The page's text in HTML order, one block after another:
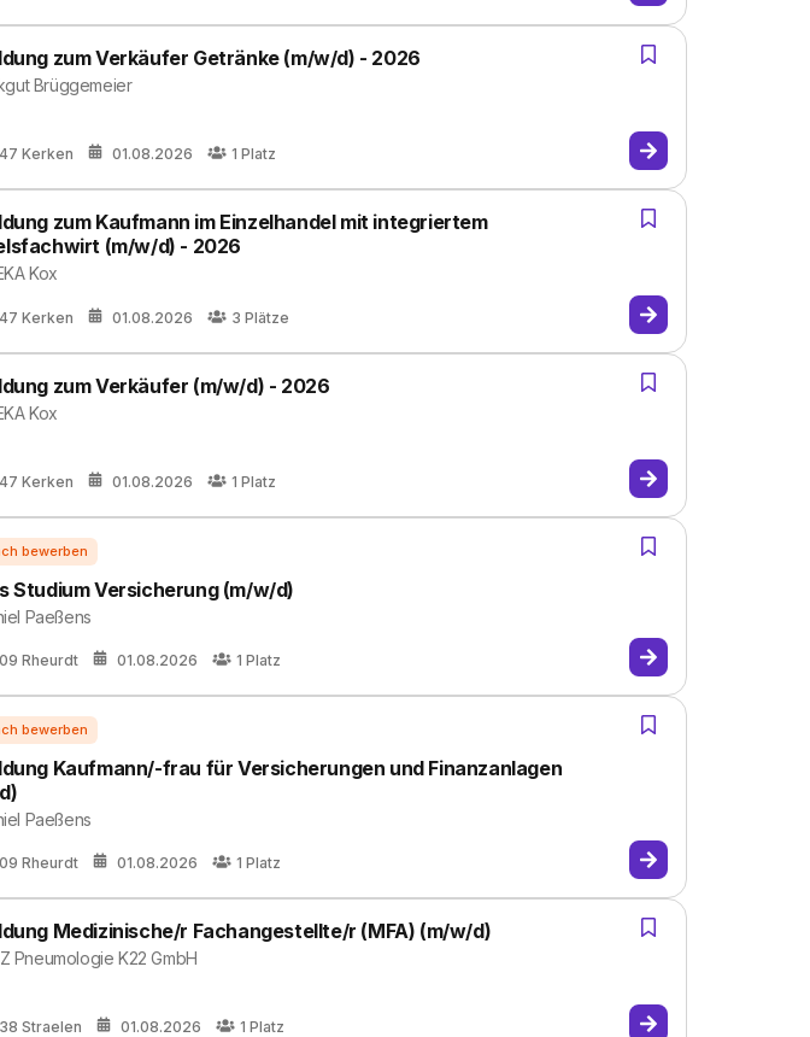
zum Verkäufer Getränke (m/w/d) - 2026
Brüggemeier
Kerken 01.08.2026 1 Platz
zum Kaufmann im Einzelhandel mit integriertem
(m/w/d) - 2026
Kox
Kerken 01.08.2026 3 Plätze
zum Verkäufer (m/w/d) - 2026
Kox
Kerken 01.08.2026 1 Platz
Studium Versicherung (m/w/d)
Paeßens
Rheurdt 01.08.2026 1 Platz
Kaufmann/-frau für Versicherungen und Finanzanlagen
Paeßens
Rheurdt 01.08.2026 1 Platz
Medizinische/r Fachangestellte/r (MFA) (m/w/d)
Pneumologie K22 GmbH
Straelen 01.08.2026 1 Platz